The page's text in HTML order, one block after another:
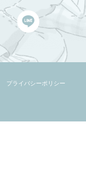
プライバシーポリシー